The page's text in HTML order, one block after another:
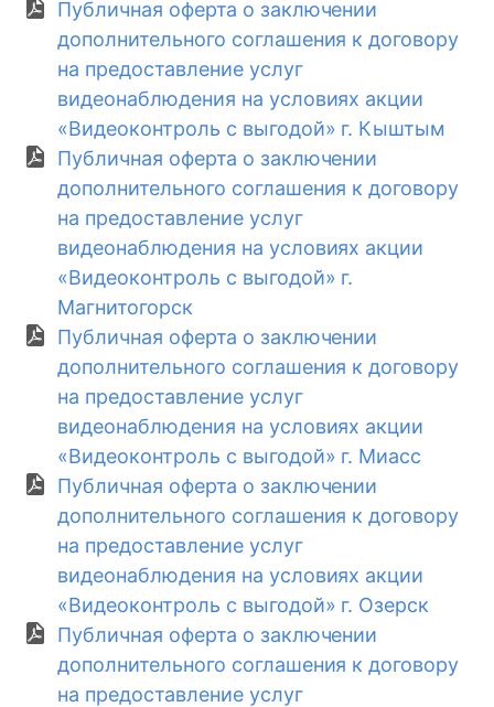
Публичная оферта о заключении
дополнительного соглашения к договору
на предоставление услуг
видеонаблюдения на условиях акции
«Видеоконтроль с выгодой» г. Кыштым
Публичная оферта о заключении
дополнительного соглашения к договору
на предоставление услуг
видеонаблюдения на условиях акции
«Видеоконтроль с выгодой» г.
Магнитогорск
Публичная оферта о заключении
дополнительного соглашения к договору
на предоставление услуг
видеонаблюдения на условиях акции
«Видеоконтроль с выгодой» г. Миасс
Публичная оферта о заключении
дополнительного соглашения к договору
на предоставление услуг
видеонаблюдения на условиях акции
«Видеоконтроль с выгодой» г. Озерск
Публичная оферта о заключении
дополнительного соглашения к договору
на предоставление услуг